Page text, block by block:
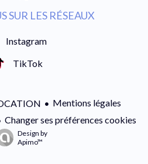
SUR LES RÉSEAUX
Instagram
TikTok
Mentions légales
Changer ses préférences cookies
Design by
Apimo™